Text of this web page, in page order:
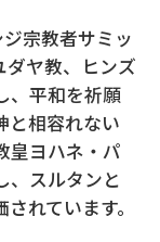
宗教者サミッ
ダヤ教、ヒンズ
、平和を祈願
と相容れない
皇ヨハネ・パ
、スルタンと
れています。